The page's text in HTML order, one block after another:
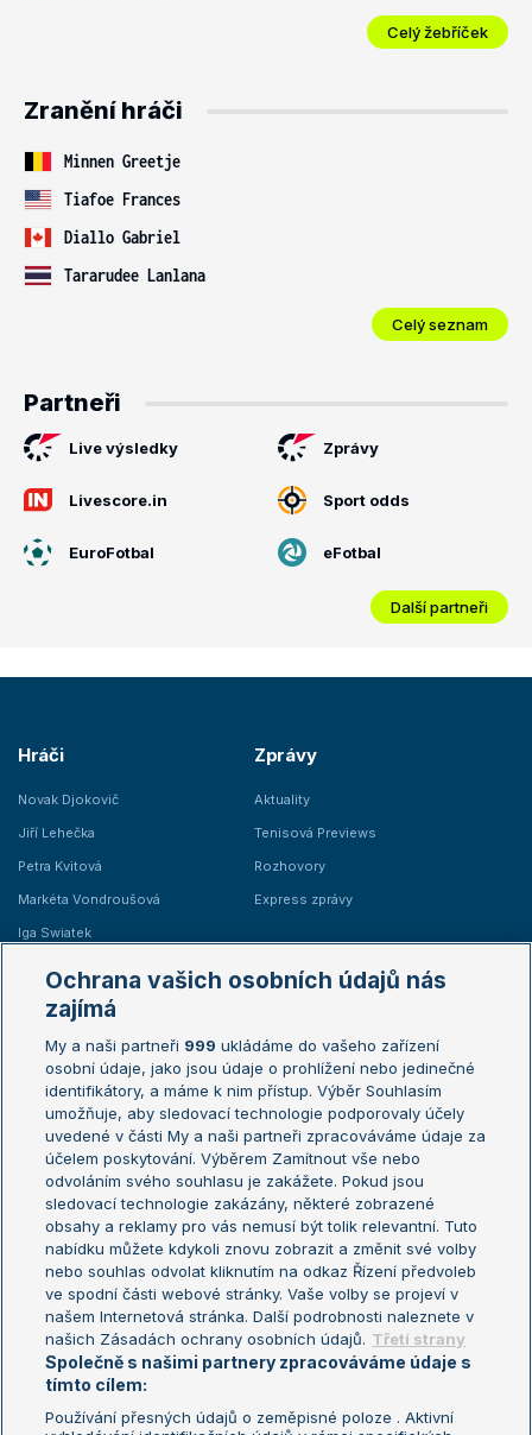
Celý žebříček
Zranění hráči
Minnen Greetje
Tiafoe Frances
Diallo Gabriel
Tararudee Lanlana
Celý seznam
Partneři
Live výsledky Zprávy
Livescore.in Sport odds
EuroFotbal eFotbal
Další partneři
Hráči
Novak Djokovič
Jiří Lehečka
Petra Kvitová
Markéta Vondroušová
Iga Swiatek
Zprávy
Aktuality
Tenisová Previews
Rozhovory
Express zprávy
Žebříčky
Žebříček ATP (muži)
Žebříček WTA (ženy)
Sázkařský žebříček
Australian Open
French Open
Wimbledon
US Open
Turnaj mistrů
Turnaj mistryň
Aktualní trendy
Fotbalové přestupy
Livesport Daily
LS Prague Open
Ochrana vašich osobních údajů nás
zajímá
My a naši partneři 999 ukládáme do vašeho zařízení
osobní údaje, jako jsou údaje o prohlížení nebo jedinečné
identifikátory, a máme k nim přístup. Výběr Souhlasím
umožňuje, aby sledovací technologie podporovaly účely
uvedené v části My a naši partneři zpracováváme údaje za
účelem poskytování. Výběrem Zamítnout vše nebo
odvoláním svého souhlasu je zakážete. Pokud jsou
sledovací technologie zakázány, některé zobrazené
obsahy a reklamy pro vás nemusí být tolik relevantní. Tuto
nabídku můžete kdykoli znovu zobrazit a změnit své volby
nebo souhlas odvolat kliknutím na odkaz Řízení předvoleb
ve spodní části webové stránky. Vaše volby se projeví v
našem Internetová stránka. Další podrobnosti naleznete v
našich Zásadách ochrany osobních údajů. Třetí strany
Společně s našimi partnery zpracováváme údaje s
tímto cílem:
Používání přesných údajů o zeměpisné poloze . Aktivní